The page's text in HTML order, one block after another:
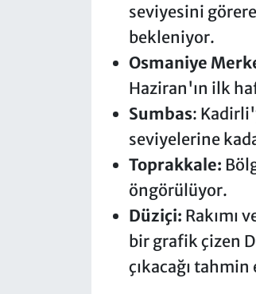
seviyesini
bekleniyor.
Osmaniye
Haziran'ın ilk
Sumbas:
seviyelerine
Toprakkale:
öngörülüyor.
Düziçi: Rakımı
bir grafik çizen
çıkacağı